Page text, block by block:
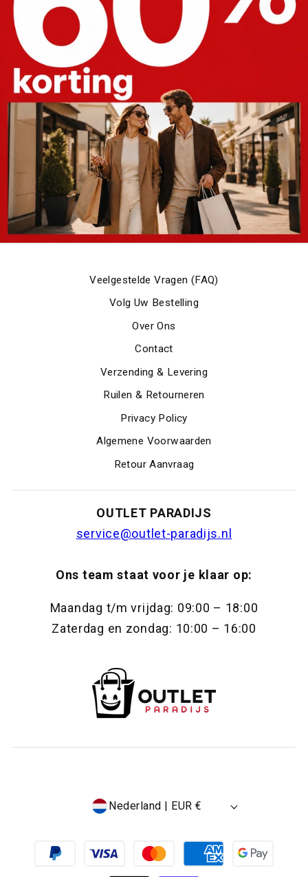
Veelgestelde Vragen (FAQ)
Volg Uw Bestelling
Over Ons
Contact
Verzending & Levering
Ruilen & Retourneren
Privacy Policy
Algemene Voorwaarden
Retour Aanvraag
OUTLET PARADIJS
service@outlet-paradijs.nl
Ons team staat voor je klaar op:
Maandag t/m vrijdag: 09:00 – 18:00
Zaterdag en zondag: 10:00 – 16:00
Nederland | EUR €